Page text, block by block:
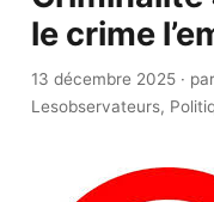
le crime
13 décembre 2025·
Lesobservateurs,